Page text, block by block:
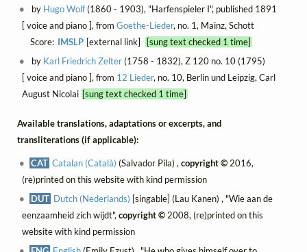
by Hugo Wolf(1860 - 1903), "Harfenspieler I", published 1891
[ voice and piano ], from Goethe-Lieder, no. 1, Mainz, Schott
Score: IMSLP [external link]
[sung text checked 1 time]
by Karl Friedrich Zelter(1758 - 1832), Z 120 no. 10 (1795)
[ voice and piano ], from 12 Lieder, no. 10, Berlin und Leipzig, Carl
August Nicolai [sung text checked 1 time]
Available translations, adaptations or excerpts, and
transliterations (if applicable):
CAT Catalan (Català) (Salvador Pila) ,copyright © 2016,
(re)printed on this website with kind permission
DUT Dutch (Nederlands) [singable] (Lau Kanen) , "Wie aan de
eenzaamheid zich wijdt", copyright ©2008, (re)printed on this
website with kind permission